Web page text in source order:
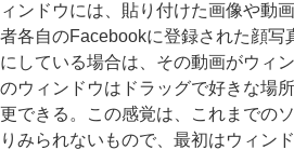
ィンドウには、貼り付けた画像や動
者各自のFacebookに登録された顔写
にしている場合は、その動画がウィ
のウィンドウはドラッグで好きな場
更できる。この感覚は、これまでの
りみられないもので、最初はウィン